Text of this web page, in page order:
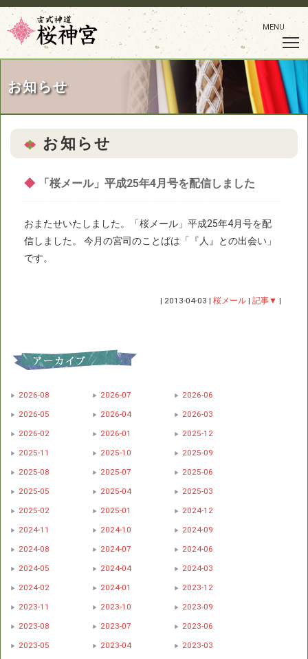
MENU
お知らせ
2026-08 2026-07
2026-06
2026-05
2026-04
2026-03
2026-02
2026-01
2025-12
2025-11
2025-10
2025-09
2025-08
2025-07
2025-06
2025-05
2025-04
2025-03
2025-02
2025-01
2024-12
2024-11
2024-10
2024-09
2024-08
2024-07
2024-06
2024-05
2024-04
2024-03
2024-02
2024-01
2023-12
2023-11
2023-10
2023-09
2023-08
2023-07
2023-06
2023-05
2023-04
2023-03
お知らせ
◆ 「桜メール」平成25年4月号を配信しました
おまたせいたしました。「桜メール」平成25年4月号を配
信しました。 今月の宮司のことばは「『人』との出会い」
です。
| 2013-04-03 |桜メール |記事▼ |